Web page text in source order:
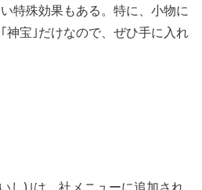
特殊効果もある。特に、小物に
神宝｣だけなので、ぜひ手に入れ
し)｣は、社メニューに追加され